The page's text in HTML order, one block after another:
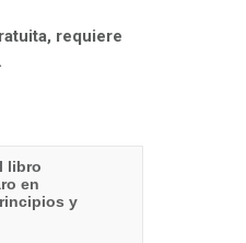
requiere